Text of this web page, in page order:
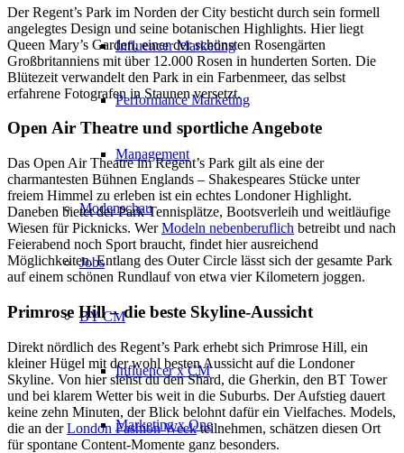
Influencer Marketing
Performance Marketing
Management
Modenschau
Jobs
BY CM
Influencer x CM
Marketing x One
Der Regent’s Park im Norden der City besticht durch sein formell
angelegtes Design und seine botanischen Highlights. Hier liegt
Queen Mary’s Garden, einer der schönsten Rosengärten
Großbritanniens mit über 12.000 Rosen in hunderten Sorten. Die
Blütezeit verwandelt den Park in ein Farbenmeer, das selbst
erfahrene Fotografen in Staunen versetzt.
Open Air Theatre und sportliche Angebote
Das Open Air Theatre im Regent’s Park gilt als eine der
charmantesten Bühnen Englands – Shakespeares Stücke unter
freiem Himmel zu erleben ist ein echtes Londoner Highlight.
Daneben bietet der Park Tennisplätze, Bootsverleih und weitläufige
Wiesen für Picknicks. WerModeln nebenberuflich betreibt und nach
Feierabend noch Sport braucht, findet hier ausreichend
Möglichkeiten. Entlang des Outer Circle lässt sich der gesamte Park
auf einem schönen Rundlauf von etwa vier Kilometern joggen.
Primrose Hill – die beste Skyline-Aussicht
Direkt nördlich des Regent’s Park erhebt sich Primrose Hill, ein
kleiner Hügel mit der wohl besten Aussicht auf die Londoner
Skyline. Von hier siehst du den Shard, die Gherkin, den BT Tower
und bei klarem Wetter bis weit in die Suburbs. Der Aufstieg dauert
keine zehn Minuten, der Blick belohnt dafür ein Vielfaches. Models,
die an derLondon Fashion Weekteilnehmen, schätzen diesen Ort
für spontane Content-Momente ganz besonders.